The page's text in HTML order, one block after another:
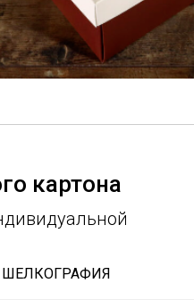
картона
ШЕЛКОГРАФИЯ